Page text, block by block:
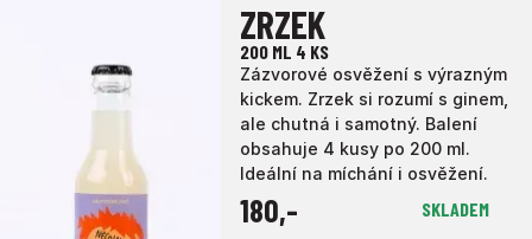
ZRZEK
200 ML 4 KS
Zázvorové osvěžení s výrazným
kickem. Zrzek si rozumí s ginem,
ale chutná i samotný. Balení
obsahuje 4 kusy po 200 ml.
Ideální na míchání i osvěžení.
180,- SKLADEM